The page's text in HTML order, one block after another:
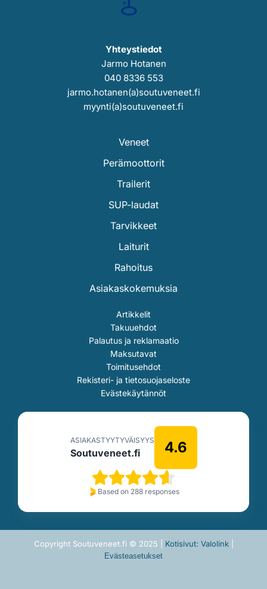
Yhteystiedot
Jarmo Hotanen
040 8336 553
jarmo.hotanen(a)soutuveneet.fi
myynti(a)soutuveneet.fi
Veneet
Perämoottorit
Trailerit
SUP-laudat
Tarvikkeet
Laiturit
Rahoitus
Asiakaskokemuksia
Artikkelit
Takuuehdot
Palautus ja reklamaatio
Maksutavat
Toimitusehdot
Rekisteri- ja tietosuojaseloste
Evästekäytännöt
ASIAKASTYYTYVÄISYYS
Soutuveneet.fi 4.6
Based on 288 responses
Copyright Soutuveneet.fi © 2025 | Kotisivut: Valolink|
Evästeasetukset